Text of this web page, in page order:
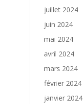
juillet 2024
juin 2024
mai 2024
avril 2024
mars 2024
février 2024
janvier 2024